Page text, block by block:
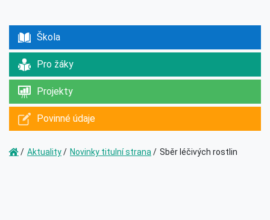
Škola
Pro žáky
Projekty
Povinné údaje
Aktuality Novinky titulní strana Sběr léčivých rostlin